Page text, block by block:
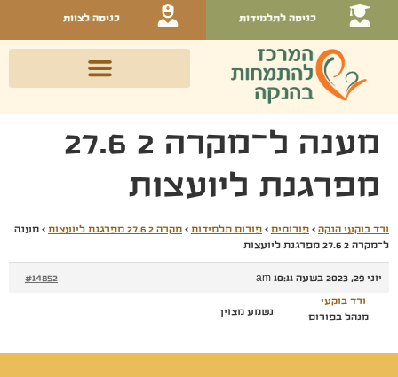
כניסה לתלמידות כניסה לצוות
מענה ל־מקרה 2 27.6
מפרגנת ליועצות
ורד בוקעי הנקה › פורומים › פורום תלמידות › מקרה 2 27.6 מפרגנת ליועצות › מענה
ל־מקרה 2 27.6 מפרגנת ליועצות
יוני 29, 2023 בשעה 10:11 am #14852
ורד בוקעי
מנהל בפורום
נשמע מצוין